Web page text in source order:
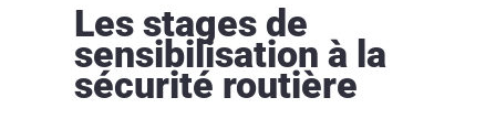
Les stages de
sensibilisation à la
sécurité routière